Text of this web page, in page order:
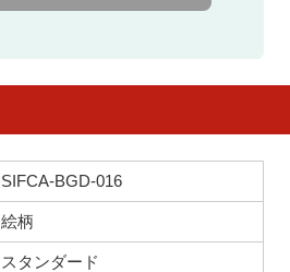
SIFCA-BGD-016
絵柄
スタンダード